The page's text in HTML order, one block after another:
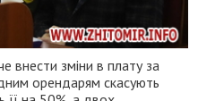
внести зміни в плату за
орендарям скасують